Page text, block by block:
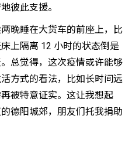
彼此支援。
晚睡在大货车的前座上，比
上隔离 12 小时的状态倒是
总觉得，这次疫情或许能够
方式的看法，比如长时间远
被特意证实。这让我想起
德阳城郊，朋友们托我捐助